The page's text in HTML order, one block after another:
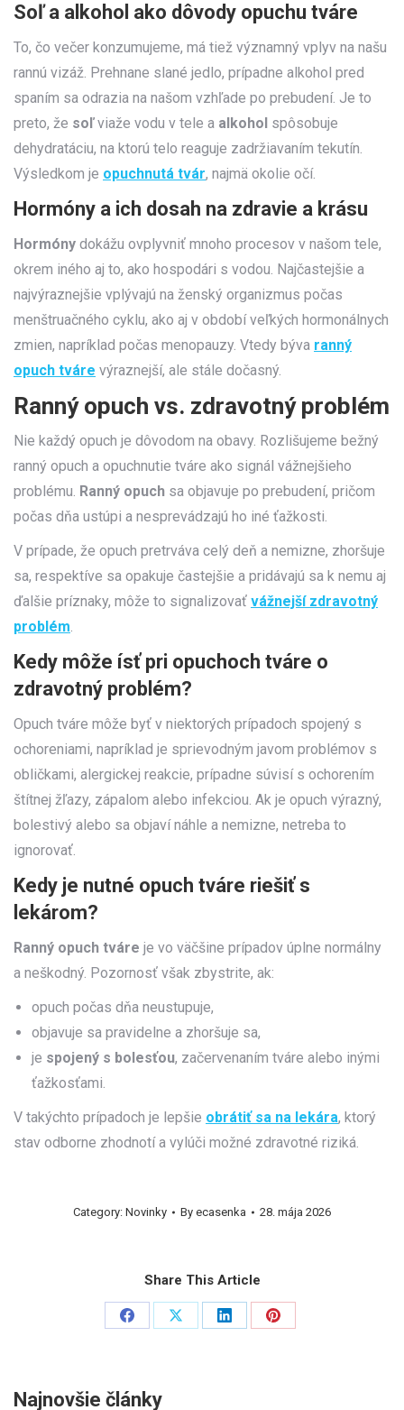
Soľ a alkohol ako dôvody opuchu tváre
To, čo večer konzumujeme, má tiež významný vplyv na našu
rannú vizáž. Prehnane slané jedlo, prípadne alkohol pred
spaním sa odrazia na našom vzhľade po prebudení. Je to
preto, že soľviaže vodu v tele a alkohol spôsobuje
dehydratáciu, na ktorú telo reaguje zadržiavaním tekutín.
Výsledkom je opuchnutá tvár, najmä okolie očí.
Hormóny a ich dosah na zdravie a krásu
Hormóny dokážu ovplyvniť mnoho procesov v našom tele,
okrem iného aj to, ako hospodári s vodou. Najčastejšie a
najvýraznejšie vplývajú na ženský organizmus počas
menštruačného cyklu, ako aj v období veľkých hormonálnych
zmien, napríklad počas menopauzy. Vtedy býva ranný
opuch tváre výraznejší, ale stále dočasný.
Ranný opuch vs. zdravotný problém
Nie každý opuch je dôvodom na obavy. Rozlišujeme bežný
ranný opuch a opuchnutie tváre ako signál vážnejšieho
problému. Ranný opuch sa objavuje po prebudení, pričom
počas dňa ustúpi a nesprevádzajú ho iné ťažkosti.
V prípade, že opuch pretrváva celý deň a nemizne, zhoršuje
sa, respektíve sa opakuje častejšie a pridávajú sa k nemu aj
ďalšie príznaky, môže to signalizovať vážnejší zdravotný
problém.
Kedy môže ísť pri opuchoch tváre o
zdravotný problém?
Opuch tváre môže byť v niektorých prípadoch spojený s
ochoreniami, napríklad je sprievodným javom problémov s
obličkami, alergickej reakcie, prípadne súvisí s ochorením
štítnej žľazy, zápalom alebo infekciou. Ak je opuch výrazný,
bolestivý alebo sa objaví náhle a nemizne, netreba to
ignorovať.
Kedy je nutné opuch tváre riešiť s
lekárom?
Ranný opuch tváre je vo väčšine prípadov úplne normálny
a neškodný. Pozornosť však zbystrite, ak:
opuch počas dňa neustupuje,
objavuje sa pravidelne a zhoršuje sa,
je spojený s bolesťou, začervenaním tváre alebo inými
ťažkosťami.
V takýchto prípadoch je lepšie obrátiť sa na lekára, ktorý
stav odborne zhodnotí a vylúči možné zdravotné riziká.
Category: Novinky By ecasenka 28. mája 2026
Share This Article
Share
Share
Share
Share
Najnovšie články